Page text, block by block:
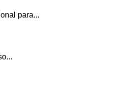
para...